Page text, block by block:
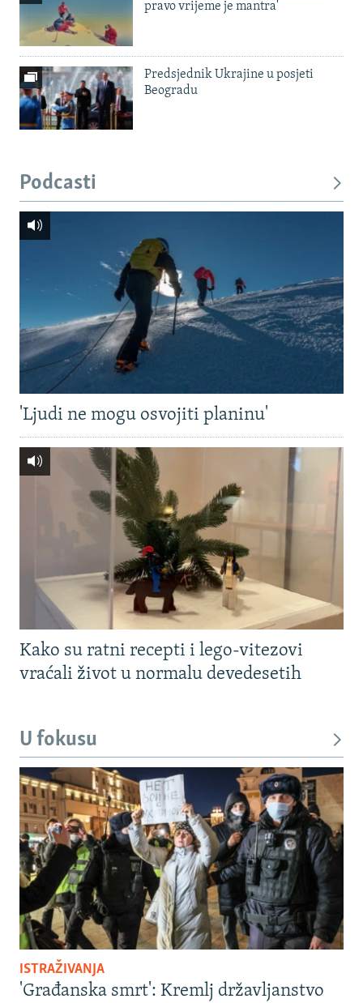
pravo vrijeme je mantra'
Predsjednik Ukrajine u posjeti
Beogradu
Podcasti
'Ljudi ne mogu osvojiti planinu'
Kako su ratni recepti i lego-vitezovi
vraćali život u normalu devedesetih
U fokusu
ISTRAŽIVANJA
'Građanska smrt': Kremlj državljanstvo